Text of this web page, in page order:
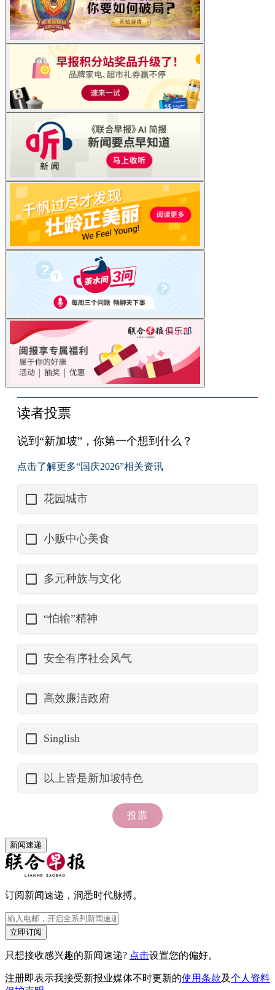
新闻速递
订阅新闻速递，洞悉时代脉搏。
立即订阅
只想接收感兴趣的新闻速递? 点击设置您的偏好。
注册即表示我接受新报业媒体不时更新的使用条款及个人资料